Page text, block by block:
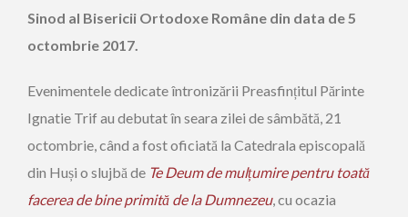
Sinod al Bisericii Ortodoxe Române din data de 5
octombrie 2017.
Evenimentele dedicate întronizării Preasfințitul Părinte
Ignatie Trif au debutat în seara zilei de sâmbătă, 21
octombrie, când a fost oficiată la Catedrala episcopală
din Huși o slujbă de Te Deum de mulțumire pentru toată
facerea de bine primită de la Dumnezeu, cu ocazia